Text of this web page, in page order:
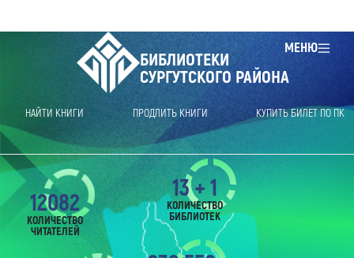
МЕНЮ
БИБЛИОТЕКИ
СУРГУТСКОГО РАЙОНА
НАЙТИ КНИГИ ПРОДЛИТЬ КНИГИ КУПИТЬ БИЛЕТ ПО ПК
12082
КОЛИЧЕСТВО
ЧИТАТЕЛЕЙ
13 + 1
КОЛИЧЕСТВО
БИБЛИОТЕК